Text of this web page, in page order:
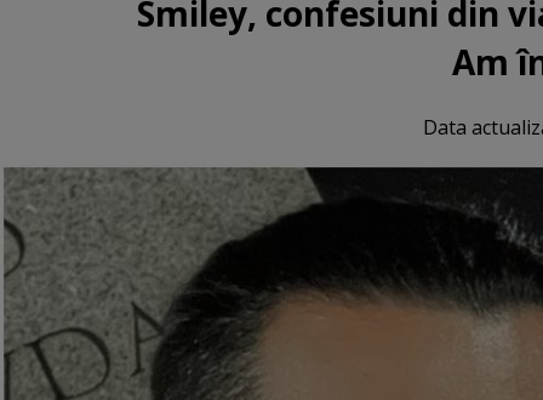
Smiley, confesiuni din
Am
Data